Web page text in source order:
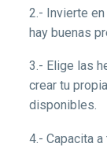
2.- Invierte
hay buenas
3.- Elige las
crear tu
disponibles.
4.- Capacita